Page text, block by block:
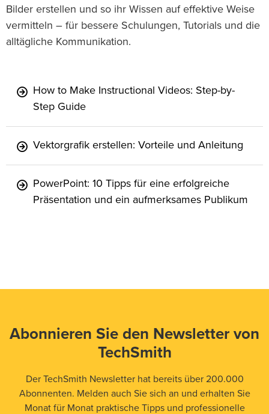
Bilder erstellen und so ihr Wissen auf effektive Weise
vermitteln – für bessere Schulungen, Tutorials und die
alltägliche Kommunikation.
How to Make Instructional Videos: Step-by-
Step Guide
Vektorgrafik erstellen: Vorteile und Anleitung
PowerPoint: 10 Tipps für eine erfolgreiche
Präsentation und ein aufmerksames Publikum
Abonnieren Sie den Newsletter von
TechSmith
Der TechSmith Newsletter hat bereits über 200.000
Abonnenten. Melden auch Sie sich an und erhalten Sie
Monat für Monat praktische Tipps und professionelle